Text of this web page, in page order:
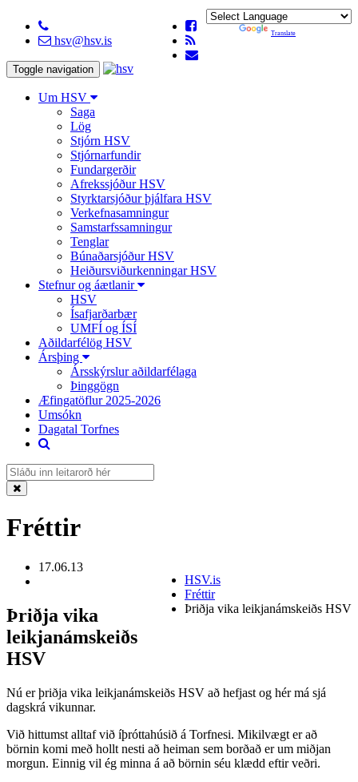
hsv@hsv.is
Translate
Toggle navigation
Um HSV
Saga
Lög
Stjórn HSV
Stjórnarfundir
Fundargerðir
Afrekssjóður HSV
Styrktarsjóður þjálfara HSV
Verkefnasamningur
Samstarfssamningur
Tenglar
Búnaðarsjóður HSV
Heiðursviðurkenningar HSV
Stefnur og áætlanir
HSV
Ísafjarðarbær
UMFÍ og ÍSÍ
Aðildarfélög HSV
Ársþing
Ársskýrslur aðildarfélaga
Þinggögn
Æfingatöflur 2025-2026
Umsókn
Dagatal Torfnes
Fréttir
HSV.is
Fréttir
Þriðja vika leikjanámskeiðs HSV
17.06.13
Þriðja vika
leikjanámskeiðs
HSV
Nú er þriðja vika leikjanámskeiðs HSV að hefjast og hér má sjá
dagskrá vikunnar.
Við hittumst alltaf við íþróttahúsið á Torfnesi. Mikilvægt er að
börnin komi með hollt nesti að heiman sem borðað er um miðjan
morgun. Einnig vil ég minna á að börnin séu klædd eftir veðri.